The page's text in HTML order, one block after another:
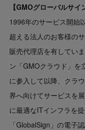
【GMOグローバルサイ
1996年のサービス開始
超える法人のお客様の
販売代理店を有してい
ン「GMOクラウド」を
に参入して以降、クラ
界へ向けてサービスを
に最適なITインフラを
「GlobalSign」の電子